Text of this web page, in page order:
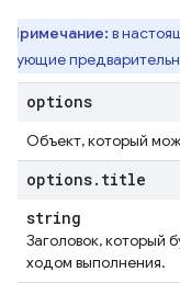
Примечание: в
options
Объект, который
options. title
string
Заголовок, который
ходом выполнения.